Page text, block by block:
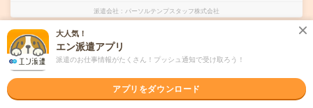
派遣会社 パーソルテンプスタッフ株式会社
未読 掲載日 2026/08/06
＼ゆとりを持って働ける／両立OK！ISO関連
×サービス提案架電
大人気！
エン派遣アプリ
派遣のお仕事情報がたくさん！プッシュ通知で受け取ろう！
アプリをダウンロード